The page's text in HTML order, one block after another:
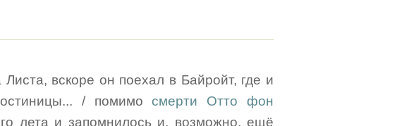
вскоре он поехал в Байройт, где и
/ помимосмерти Отто фон
лета и запомнилось и, возможно, ещё